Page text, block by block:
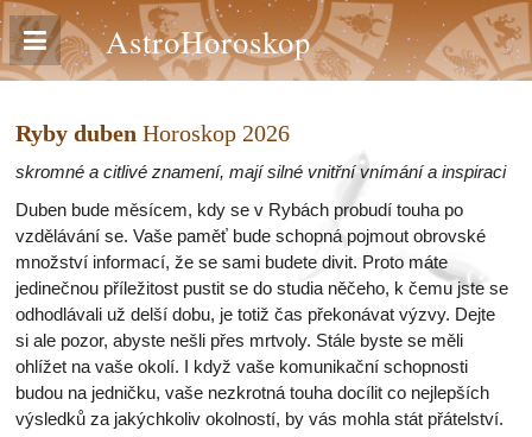
AstroHoroskop
Ryby duben Horoskop 2026
skromné a citlivé znamení, mají silné vnitřní vnímání a inspiraci
Duben bude měsícem, kdy se v Rybách probudí touha po
vzdělávání se. Vaše paměť bude schopná pojmout obrovské
množství informací, že se sami budete divit. Proto máte
jedinečnou příležitost pustit se do studia něčeho, k čemu jste se
odhodlávali už delší dobu, je totiž čas překonávat výzvy. Dejte
si ale pozor, abyste nešli přes mrtvoly. Stále byste se měli
ohlížet na vaše okolí. I když vaše komunikační schopnosti
budou na jedničku, vaše nezkrotná touha docílit co nejlepších
výsledků za jakýchkoliv okolností, by vás mohla stát přátelství.